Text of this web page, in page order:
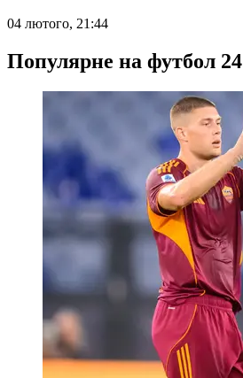
04 лютого, 21:44
Популярне на футбол 24